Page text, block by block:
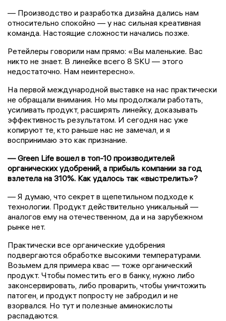
— Производство и разработка дизайна дались нам
относительно спокойно — у нас сильная креативная
команда. Настоящие сложности начались позже.
Ретейлеры говорили нам прямо: «Вы маленькие. Вас
никто не знает. В линейке всего 8 SKU — этого
недостаточно. Нам неинтересно».
На первой международной выставке на нас практически
не обращали внимания. Но мы продолжали работать,
усиливать продукт, расширять линейку, доказывать
эффективность результатом. И сегодня нас уже
копируют те, кто раньше нас не замечал, и я
воспринимаю это как признание.
— Green Life вошел в топ-10 производителей
органических удобрений, а прибыль компании за год
взлетела на 310%. Как удалось так «выстрелить»?
— Я думаю, что секрет в щепетильном подходе к
технологии. Продукт действительно уникальный —
аналогов ему на отечественном, да и на зарубежном
рынке нет.
Практически все органические удобрения
подвергаются обработке высокими температурами.
Возьмем для примера квас — тоже органический
продукт. Чтобы поместить его в банку, нужно либо
законсервировать, либо проварить, чтобы уничтожить
патоген, и продукт попросту не забродил и не
взорвался. Но тут и полезные аминокислоты
распадаются.